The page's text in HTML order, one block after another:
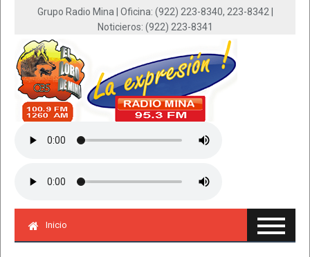
Grupo Radio Mina | Oficina: (922) 223-8340, 223-8342 |
Noticieros: (922) 223-8341
Inicio